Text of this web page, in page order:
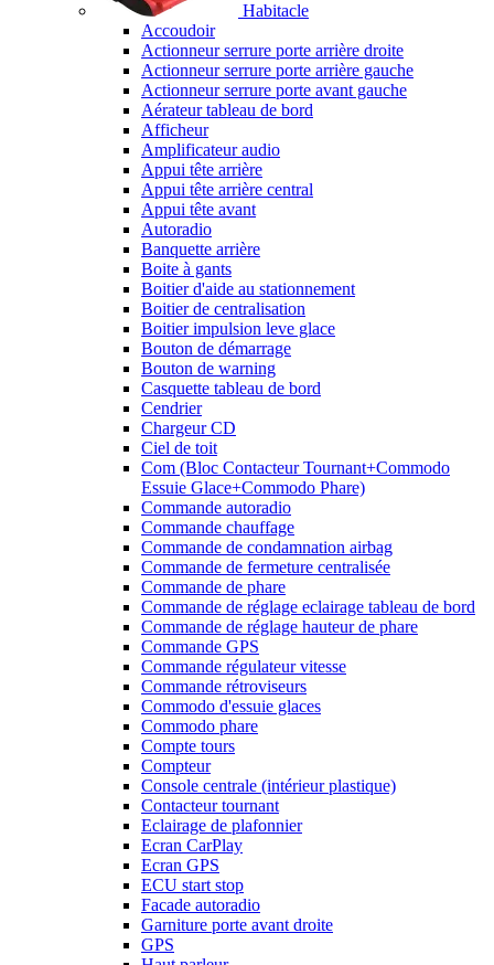
Habitacle
Accoudoir
Actionneur serrure porte arrière droite
Actionneur serrure porte arrière gauche
Actionneur serrure porte avant gauche
Aérateur tableau de bord
Afficheur
Amplificateur audio
Appui tête arrière
Appui tête arrière central
Appui tête avant
Autoradio
Banquette arrière
Boite à gants
Boitier d'aide au stationnement
Boitier de centralisation
Boitier impulsion leve glace
Bouton de démarrage
Bouton de warning
Casquette tableau de bord
Cendrier
Chargeur CD
Ciel de toit
Com (Bloc Contacteur Tournant+Commodo
Essuie Glace+Commodo Phare)
Commande autoradio
Commande chauffage
Commande de condamnation airbag
Commande de fermeture centralisée
Commande de phare
Commande de réglage eclairage tableau de bord
Commande de réglage hauteur de phare
Commande GPS
Commande régulateur vitesse
Commande rétroviseurs
Commodo d'essuie glaces
Commodo phare
Compte tours
Compteur
Console centrale (intérieur plastique)
Contacteur tournant
Eclairage de plafonnier
Ecran CarPlay
Ecran GPS
ECU start stop
Facade autoradio
Garniture porte avant droite
GPS